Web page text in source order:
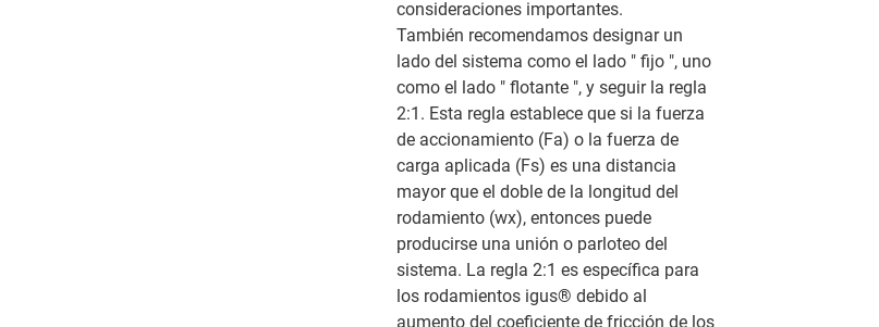
consideraciones importantes.
También recomendamos designar un
lado del sistema como el lado " fijo ", uno
como el lado " flotante ", y seguir la regla
2:1. Esta regla establece que si la fuerza
de accionamiento (Fa) o la fuerza de
carga aplicada (Fs) es una distancia
mayor que el doble de la longitud del
rodamiento (wx), entonces puede
producirse una unión o parloteo del
sistema. La regla 2:1 es específica para
los rodamientos igus® debido al
aumento del coeficiente de fricción de los